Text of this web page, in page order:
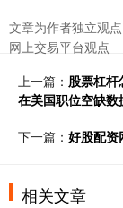
文章为作者独立观
网上交易平台观点
上一篇： 股票杠杆
在美国职位空缺
下一篇： 好股配资
相关文章